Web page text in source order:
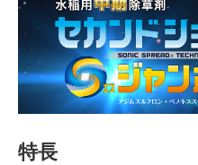
特長